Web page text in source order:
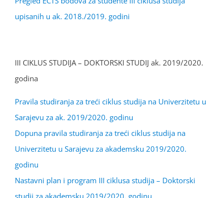
upisanih u ak. 2018./2019. godini
III CIKLUS STUDIJA – DOKTORSKI STUDIJ ak. 2019/2020.
godina
Pravila studiranja za treći ciklus studija na Univerzitetu u
Sarajevu za ak. 2019/2020. godinu
Dopuna pravila studiranja za treći ciklus studija na
Univerzitetu u Sarajevu za akademsku 2019/2020.
godinu
Nastavni plan i program III ciklusa studija – Doktorski